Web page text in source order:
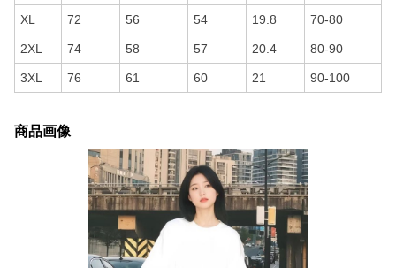
XL 72 56 54 19.8 70-80
2XL 74 58 57 20.4 80-90
3XL 76 61 60 21 90-100
商品画像